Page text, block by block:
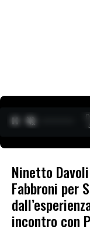
Ninetto
Fabbroni per
incontro con